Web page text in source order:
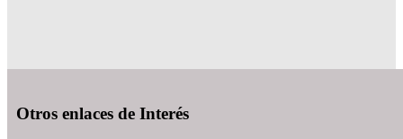
Otros enlaces de Interés